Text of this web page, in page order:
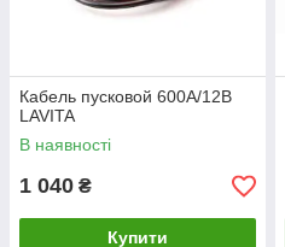
Кабель пусковой 600А/12В
LAVITA
В наявності
1 040 ₴
Купити